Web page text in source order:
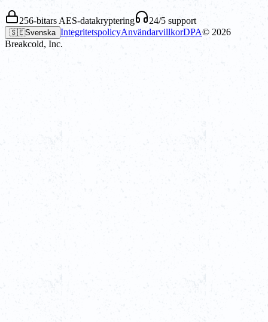
256-bitars AES-datakryptering 24/5 support
🇸🇪Svenska IntegritetspolicyAnvändarvillkorDPA© 2026
Breakcold, Inc.